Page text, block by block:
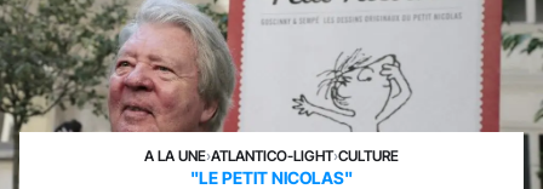
A LA UNE›ATLANTICO-LIGHT›CULTURE
"LE PETIT NICOLAS"